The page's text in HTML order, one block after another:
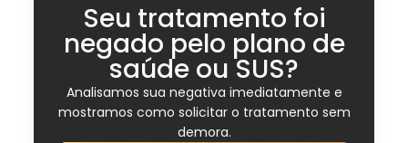
Seu tratamento foi
negado pelo plano de
saúde ou SUS?
Analisamos sua negativa imediatamente e
mostramos como solicitar o tratamento sem
demora.